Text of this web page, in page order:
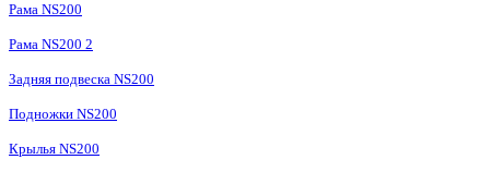
Рама NS200
Рама NS200 2
Задняя подвеска NS200
Подножки NS200
Крылья NS200